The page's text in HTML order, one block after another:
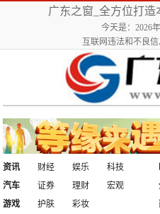
广东之窗_全方位打
今天是：2026
互联网违法和不良
资讯 财经 娱乐
科技
汽车
证券 理财 宏观
游戏
护肤
彩妆